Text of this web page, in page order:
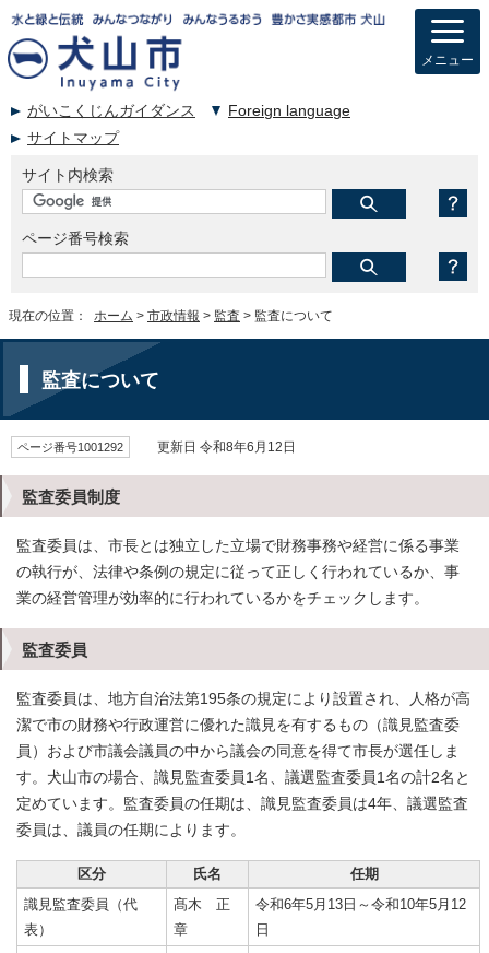
がいこくじんガイダンス
Foreign language
サイトマップ
サイト内検索
ページ番号検索
メニュー
現在の位置： ホーム > 市政情報 > 監査 > 監査について
監査について
ページ番号1001292 更新日 令和8年6月12日
監査委員制度
監査委員は、市長とは独立した立場で財務事務や経営に係る事業
の執行が、法律や条例の規定に従って正しく行われているか、事
業の経営管理が効率的に行われているかをチェックします。
監査委員
監査委員は、地方自治法第195条の規定により設置され、人格が高
潔で市の財務や行政運営に優れた識見を有するもの（識見監査委
員）および市議会議員の中から議会の同意を得て市長が選任しま
す。犬山市の場合、識見監査委員1名、議選監査委員1名の計2名と
定めています。監査委員の任期は、識見監査委員は4年、議選監査
委員は、議員の任期によります。
区分 氏名
任期
識見監査委員（代
表）
髙木 正
章
令和6年5月13日～令和10年5月12
日